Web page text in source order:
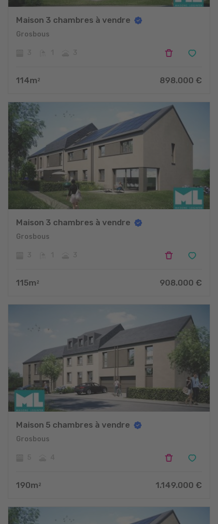
Maison 3 chambres à vendre
Grosbous
114m 2 898.000 €
Maison 3 chambres à vendre
Grosbous
115m 2 908.000 €
Maison 5 chambres à vendre
Grosbous
190m 2 1.149.000 €